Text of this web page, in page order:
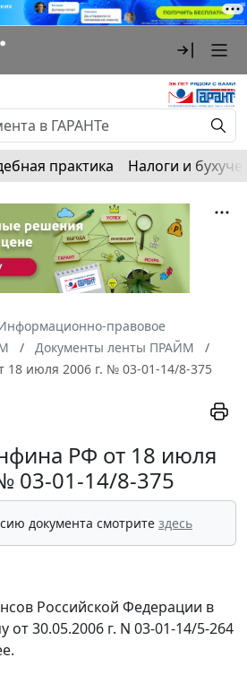
практика Налоги и
правовое
Документы ленты ПРАЙМ
июля 2006 г. № 03-01-14/8-375
РФ от 18 июля
03-01-14/8-375
документа смотрите здесь
Российской Федерации в
30.05.2006 г. N 03-01-14/5-264